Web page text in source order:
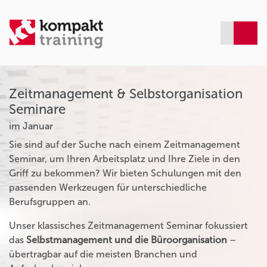
Zeitmanagement & Selbstorganisation
Seminare
im Januar
Sie sind auf der Suche nach einem Zeitmanagement
Seminar, um Ihren Arbeitsplatz und Ihre Ziele in den
Griff zu bekommen? Wir bieten Schulungen mit den
passenden Werkzeugen für unterschiedliche
Berufsgruppen an.
Unser klassisches Zeitmanagement Seminar fokussiert
das Selbstmanagement und die Büroorganisation –
übertragbar auf die meisten Branchen und